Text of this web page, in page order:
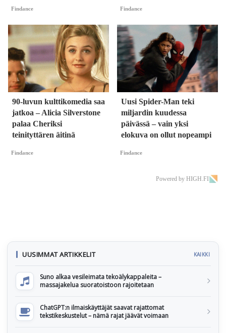
Findance Findance
90-luvun kulttikomedia saa
jatkoa – Alicia Silverstone
palaa Cheriksi
teinityttären äitinä
Findance
Uusi Spider-Man teki
miljardin kuudessa
päivässä – vain yksi
elokuva on ollut nopeampi
Findance
Powered by HIGH.FI
UUSIMMAT ARTIKKELIT KAIKKI
Suno alkaa vesileimata tekoälykappaleita –
massajakelua suoratoistoon rajoitetaan
ChatGPT:n ilmaiskäyttäjät saavat rajattomat
tekstikeskustelut – nämä rajat jäävät voimaan